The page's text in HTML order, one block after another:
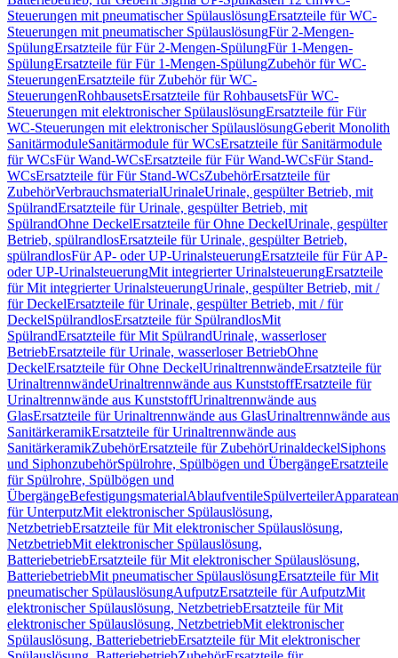
Steuerungen mit pneumatischer SpülauslösungErsatzteile für WC-
Steuerungen mit pneumatischer SpülauslösungFür 2-Mengen-
SpülungErsatzteile für Für 2-Mengen-SpülungFür 1-Mengen-
SpülungErsatzteile für Für 1-Mengen-SpülungZubehör für WC-
SteuerungenErsatzteile für Zubehör für WC-
SteuerungenRohbausetsErsatzteile für RohbausetsFür WC-
Steuerungen mit elektronischer SpülauslösungErsatzteile für Für
WC-Steuerungen mit elektronischer SpülauslösungGeberit Monolith
SanitärmoduleSanitärmodule für WCsErsatzteile für Sanitärmodule
für WCsFür Wand-WCsErsatzteile für Für Wand-WCsFür Stand-
WCsErsatzteile für Für Stand-WCsZubehörErsatzteile für
ZubehörVerbrauchsmaterialUrinaleUrinale, gespülter Betrieb, mit
SpülrandErsatzteile für Urinale, gespülter Betrieb, mit
SpülrandOhne DeckelErsatzteile für Ohne DeckelUrinale, gespülter
Betrieb, spülrandlosErsatzteile für Urinale, gespülter Betrieb,
spülrandlosFür AP- oder UP-UrinalsteuerungErsatzteile für Für AP-
oder UP-UrinalsteuerungMit integrierter UrinalsteuerungErsatzteile
für Mit integrierter UrinalsteuerungUrinale, gespülter Betrieb, mit /
für DeckelErsatzteile für Urinale, gespülter Betrieb, mit / für
DeckelSpülrandlosErsatzteile für SpülrandlosMit
SpülrandErsatzteile für Mit SpülrandUrinale, wasserloser
BetriebErsatzteile für Urinale, wasserloser BetriebOhne
DeckelErsatzteile für Ohne DeckelUrinaltrennwändeErsatzteile für
UrinaltrennwändeUrinaltrennwände aus KunststoffErsatzteile für
Urinaltrennwände aus KunststoffUrinaltrennwände aus
GlasErsatzteile für Urinaltrennwände aus GlasUrinaltrennwände aus
SanitärkeramikErsatzteile für Urinaltrennwände aus
SanitärkeramikZubehörErsatzteile für ZubehörUrinaldeckelSiphons
und SiphonzubehörSpülrohre, Spülbögen und ÜbergängeErsatzteile
für Spülrohre, Spülbögen und
ÜbergängeBefestigungsmaterialAblaufventileSpülverteiler
für UnterputzMit elektronischer Spülauslösung,
NetzbetriebErsatzteile für Mit elektronischer Spülauslösung,
NetzbetriebMit elektronischer Spülauslösung,
BatteriebetriebErsatzteile für Mit elektronischer Spülauslösung,
BatteriebetriebMit pneumatischer SpülauslösungErsatzteile für Mit
pneumatischer SpülauslösungAufputzErsatzteile für AufputzMit
elektronischer Spülauslösung, NetzbetriebErsatzteile für Mit
elektronischer Spülauslösung, NetzbetriebMit elektronischer
Spülauslösung, BatteriebetriebErsatzteile für Mit elektronischer